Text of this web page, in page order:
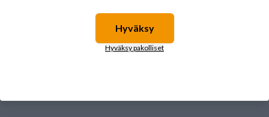
Tälle tuotteelle ei ole vielä arvioita. Kirjaudu sisään ja
Hyväksy
Hyväksy pakolliset